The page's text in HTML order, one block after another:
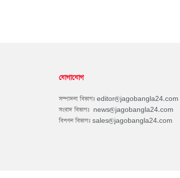
যোগাযোগ
সম্পাদনা বিভাগঃ editor@jagobangla24.com
সংবাদ বিভাগঃ news@jagobangla24.com
বিপণন বিভাগঃ sales@jagobangla24.com